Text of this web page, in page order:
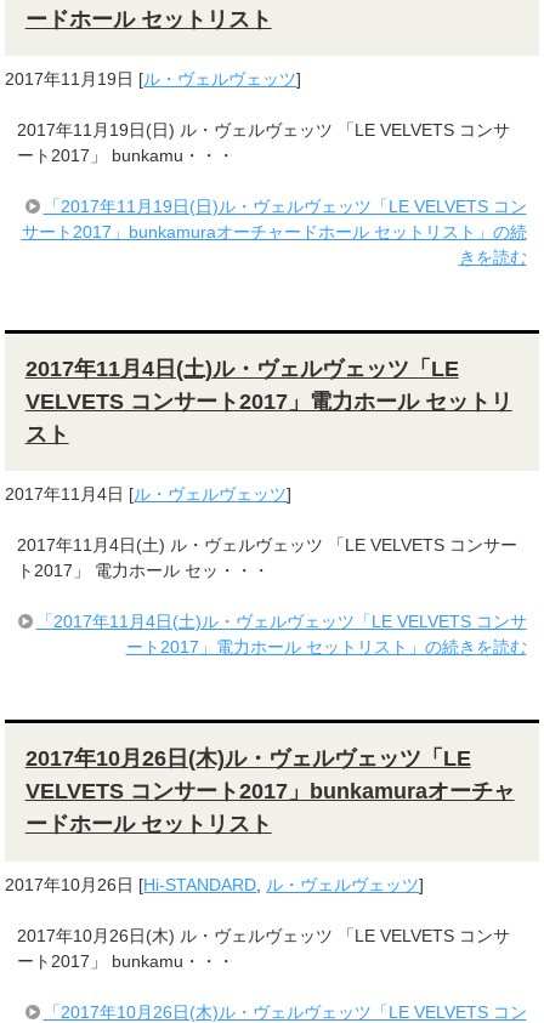
ードホール セットリスト
2017年11月19日 [ル・ヴェルヴェッツ]
2017年11月19日(日) ル・ヴェルヴェッツ 「LE VELVETS コンサ
ート2017」 bunkamu・・・
「2017年11月19日(日)ル・ヴェルヴェッツ「LE VELVETS コン
サート2017」bunkamuraオーチャードホール セットリスト」の続
きを読む
2017年11月4日(土)ル・ヴェルヴェッツ「LE
VELVETS コンサート2017」電力ホール セットリ
スト
2017年11月4日 [ル・ヴェルヴェッツ]
2017年11月4日(土) ル・ヴェルヴェッツ 「LE VELVETS コンサー
ト2017」 電力ホール セッ・・・
「2017年11月4日(土)ル・ヴェルヴェッツ「LE VELVETS コンサ
ート2017」電力ホール セットリスト」の続きを読む
2017年10月26日(木)ル・ヴェルヴェッツ「LE
VELVETS コンサート2017」bunkamuraオーチャ
ードホール セットリスト
2017年10月26日 [Hi-STANDARD ル・ヴェルヴェッツ]
2017年10月26日(木) ル・ヴェルヴェッツ 「LE VELVETS コンサ
ート2017」 bunkamu・・・
「2017年10月26日(木)ル・ヴェルヴェッツ「LE VELVETS コン